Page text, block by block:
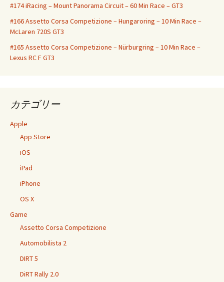
#174 iRacing – Mount Panorama Circuit – 60 Min Race – GT3
#166 Assetto Corsa Competizione – Hungaroring – 10 Min Race –
McLaren 720S GT3
#165 Assetto Corsa Competizione – Nürburgring – 10 Min Race –
Lexus RC F GT3
カテゴリー
Apple
App Store
iOS
iPad
iPhone
OS X
Game
Assetto Corsa Competizione
Automobilista 2
DIRT 5
DiRT Rally 2.0